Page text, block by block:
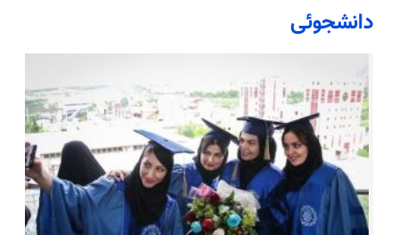
دانشجوئی